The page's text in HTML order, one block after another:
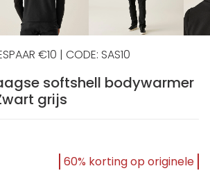
€10 | CODE: SAS10
softshell bodywarmer
grijs
60% korting op originele